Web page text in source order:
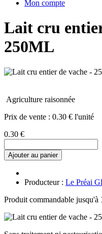
Mon compte
Lait cru
250ML
Agriculture raisonnée
Prix de vente : 0.30 € l'unité
0.30 €
Ajouter au panier
Producteur : Le Préai
Produit commandable jusqu'à